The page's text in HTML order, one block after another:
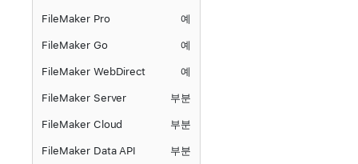
FileMaker Pro 예
FileMaker Go 예
FileMaker WebDirect 예
FileMaker Server 부분
FileMaker Cloud 부분
FileMaker Data API 부분